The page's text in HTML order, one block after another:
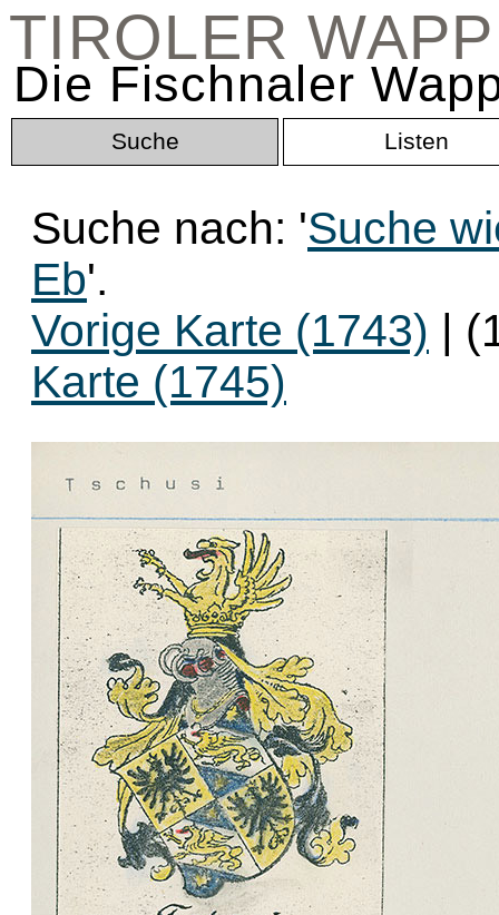
TIROLER
Die Fischnaler
Suche Listen
Suche nach: 'Suche
Eb'.
Vorige Karte (1743) |
Karte (1745)